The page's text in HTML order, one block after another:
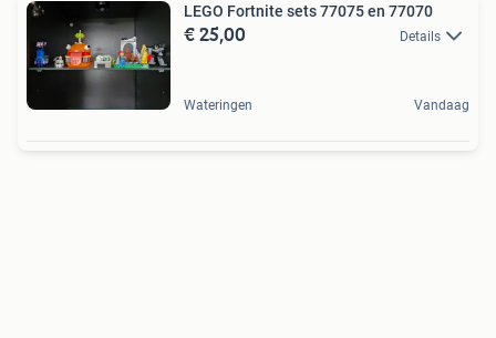
LEGO Fortnite sets 77075 en 77070
€ 25,00 Details
Wateringen Vandaag